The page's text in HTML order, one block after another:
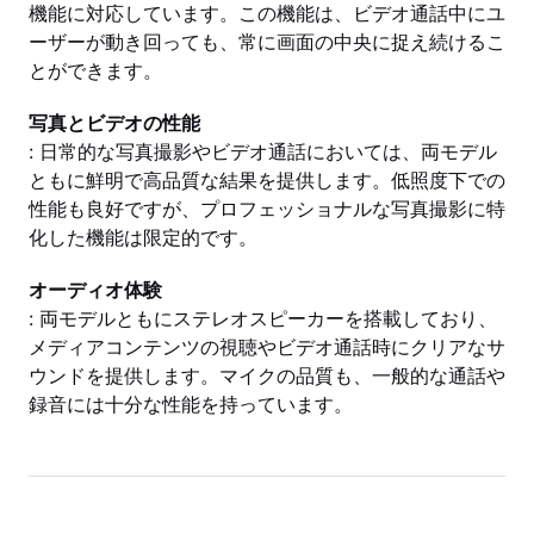
機能に対応しています。この機能は、ビデオ通話中にユ
ーザーが動き回っても、常に画面の中央に捉え続けるこ
とができます。
写真とビデオの性能
: 日常的な写真撮影やビデオ通話においては、両モデル
ともに鮮明で高品質な結果を提供します。低照度下での
性能も良好ですが、プロフェッショナルな写真撮影に特
化した機能は限定的です。
オーディオ体験
: 両モデルともにステレオスピーカーを搭載しており、
メディアコンテンツの視聴やビデオ通話時にクリアなサ
ウンドを提供します。マイクの品質も、一般的な通話や
録音には十分な性能を持っています。